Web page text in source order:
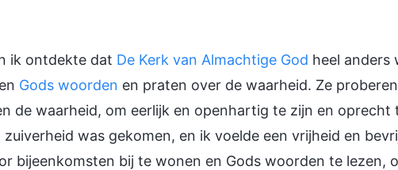
ik ontdekte dat De Kerk van Almachtige God heel anders
Gods woorden en praten over de waarheid. Ze
de waarheid, om eerlijk en openhartig te zijn en oprecht
was gekomen, en ik voelde een vrijheid en
bijeenkomsten bij te wonen en Gods woorden te lezen,